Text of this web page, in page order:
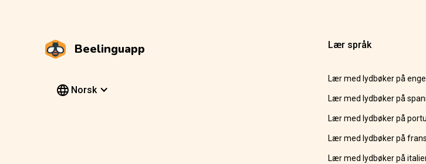
Beelinguapp
Norsk
Lær språk
Lær med lydbøker på
Lær med lydbøker på
Lær med lydbøker på
Lær med lydbøker på
Lær med lydbøker på